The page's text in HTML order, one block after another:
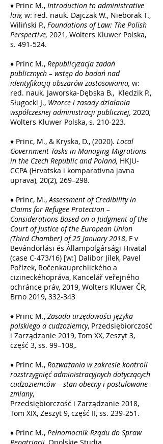
♦ Princ M., Introduction to administrative
law, w: red. nauk. Dajczak W., Nieborak T.,
Wiliński P., Foundations of Law: The Polish
Perspective, 2021, Wolters Kluwer Polska,
s. 491-524.
♦ Princ M., Republicyzacja zadań
publicznych – wstęp do badań nad
identyfikacją obszarów zastosowania, w:
red. nauk. Jaworska-Dębska B., Kledzik P.,
Sługocki J., Wzorce i zasady działania
współczesnej administracji publicznej, 2020,
Wolters Kluwer Polska, s. 210-223.
♦ Princ, M., & Kryska, D., (2020). Local
Government Tasks in Managing Migrations
in the Czech Republic and Poland, HKJU-
CCPA (Hrvatska i komparativna javna
uprava), 20(2), 269–298.
♦ Princ, M.,Assessment of Credibility in
Claims for Refugee Protection –
Considerations Based on a Judgment of the
Court of Justice of the European Union
(Third Chamber) of 25 January 2018, F v
Bevándorlási és Állampolgársági Hivatal
(case C-473/16) [w:] Dalibor Jílek, Pavel
Pořízek, Ročenkauprchlického a
cizineckéhopráva, Kancelář veřejného
ochránce práv, 2019, Wolters Kluwer ČR,
Brno 2019, 332-343
♦ Princ M., Zasada urzędowości języka
polskiego a cudzoziemcy, Przedsiębiorczość
i Zarządzanie 2019, Tom XX, Zeszyt 3,
część 3, ss. 99–108,.
♦ Princ M., Rozważania w zakresie kontroli
rozstrzygnięć administracyjnych dotyczących
cudzoziemców – stan obecny i postulowane
zmiany,
Przedsiębiorczość i Zarządzanie 2018,
Tom XIX, Zeszyt 9, część II, ss. 239-251.
♦ Princ M., Pełnomocnik Rządu do Spraw